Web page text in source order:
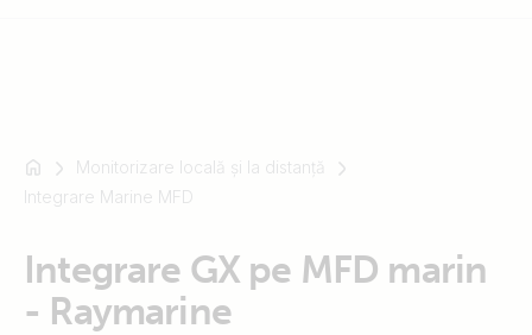
exemplu
Multiplus-
Orion
Monitorizare locală și la distanță
Integrare Marine MFD
Integrare GX pe MFD marin
- Raymarine